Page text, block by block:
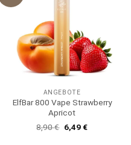
ANGEBOTE
ElfBar 800 Vape Strawberry
Apricot
8,90€ Ursprünglicher
Preis
6,49€Aktueller